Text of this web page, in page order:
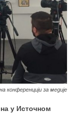
конференцији за медије
у Источном